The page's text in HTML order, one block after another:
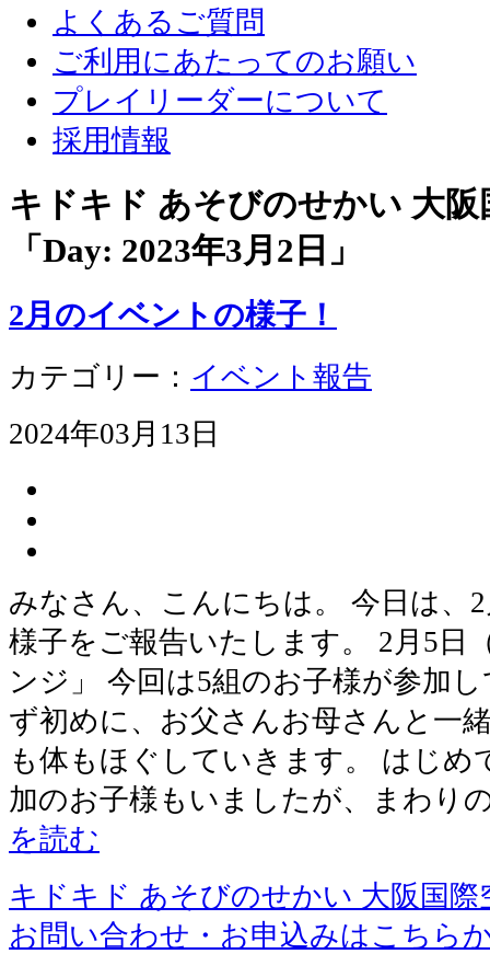
よくあるご質問
ご利用にあたってのお願い
プレイリーダーについて
採用情報
キドキド あそびのせかい 大
「Day: 2023年3月2日 」
2月のイベントの様子！
カテゴリー： イベント報告
2024年03月13日
みなさん、こんにちは。 今日は、
様子をご報告いたします。 2月5日
ンジ」 今回は5組のお子様が参加
ず初めに、お父さんお母さんと一
も体もほぐしていきます。 はじ
加のお子様もいましたが、まわり
を読む
キドキド あそびのせかい 大阪国際
お問い合わせ・お申込みはこちら